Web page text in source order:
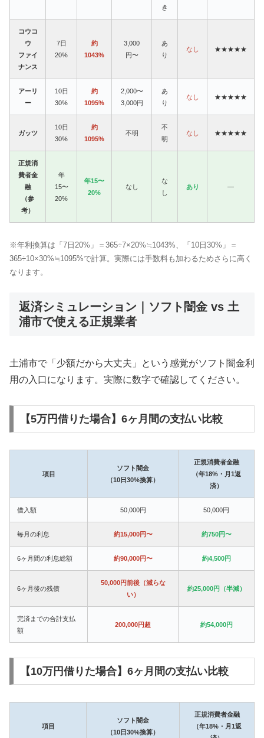
き
コウコ
ウ
ファイ
ナンス
7日
20%
約
1043%
3,000
円〜
あ
り
なし ★★★★★
アーリ
ー
10日
30%
約
1095%
2,000〜
3,000円
あ
り
なし ★★★★★
ガッツ
10日
30%
約
1095%
不明
不
明
なし ★★★★★
正規消
費者金
融
（参
考）
年
15〜
20%
年15〜
20%
なし
な
し
あり —
※年利換算は「7日20%」＝365÷7×20%≒1043%、「10日30%」＝
365÷10×30%≒1095%で計算。実際には手数料も加わるためさらに高く
なります。
返済シミュレーション｜ソフト闇金 vs 土
浦市で使える正規業者
土浦市で「少額だから大丈夫」という感覚がソフト闇金利
用の入口になります。実際に数字で確認してください。
【5万円借りた場合】6ヶ月間の支払い比較
項目
ソフト闇金
（10日30%換算）
正規消費者金融
（年18%・月1返
済）
借入額 50,000円 50,000円
毎月の利息 約15,000円〜 約750円〜
6ヶ月間の利息総額 約90,000円〜 約4,500円
6ヶ月後の残債
50,000円前後（減らな
い）
約25,000円（半減）
完済までの合計支払
額
200,000円超 約54,000円
【10万円借りた場合】6ヶ月間の支払い比較
項目
ソフト闇金
（10日30%換算）
正規消費者金融
（年18%・月1返